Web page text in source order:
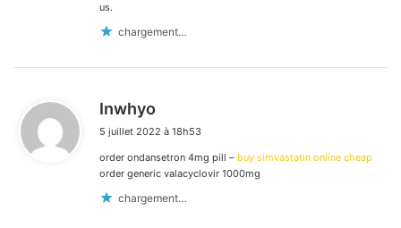
us.
chargement…
Inwhyo
t
:
5 juillet 2022 à 18h53
order ondansetron 4mg pill – buy simvastatin online cheap
order generic valacyclovir 1000mg
chargement…